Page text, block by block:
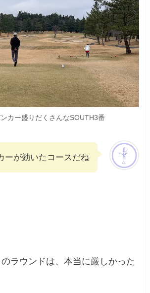
カー盛りだくさんなSOUTH3番
ーが効いたコースだね
ラウンドは、本当に厳しかった